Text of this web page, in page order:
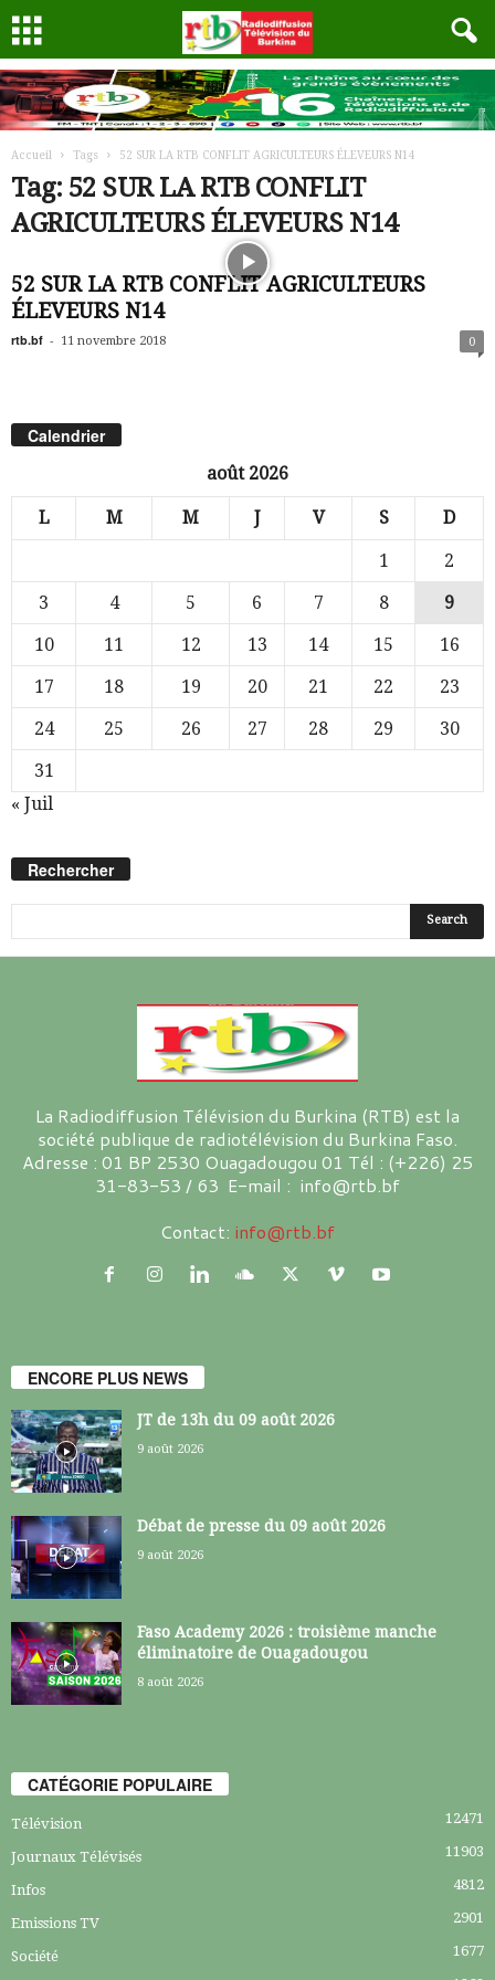
Accueil Tags 52 SUR LA RTB CONFLIT AGRICULTEURS ÉLEVEURS N14
Tag: 52 SUR LA RTB CONFLIT
AGRICULTEURS ÉLEVEURS N14
52 SUR LA RTB CONFLIT AGRICULTEURS
ÉLEVEURS N14
rtb.bf - 11 novembre 2018 0
Calendrier
août 2026
L M M J V S D
1
2
3
4 5 6 7 8
9
10
11 12 13 14 15
16
17
18 19 20 21 22
23
24
25 26 27 28 29
30
31
« Juil
Rechercher
La Radiodiffusion Télévision du Burkina (RTB) est la
société publique de radiotélévision du Burkina Faso.
Adresse : 01 BP 2530 Ouagadougou 01 Tél : (+226) 25
31-83-53 / 63 E-mail : info@rtb.bf
Contact: info@rtb.bf
ENCORE PLUS NEWS
JT de 13h du 09 août 2026
9 août 2026
Débat de presse du 09 août 2026
9 août 2026
Faso Academy 2026 : troisième manche
éliminatoire de Ouagadougou
8 août 2026
CATÉGORIE POPULAIRE
Télévision 12471
Journaux Télévisés 11903
Infos 4812
Emissions TV 2901
Société
1677